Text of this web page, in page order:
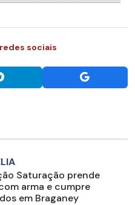
sociais
Saturação prende
arma e cumpre
em Braganey